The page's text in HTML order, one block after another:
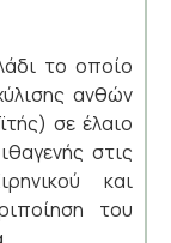
το οποίο
ανθών
σε έλαιο
στις
και
του